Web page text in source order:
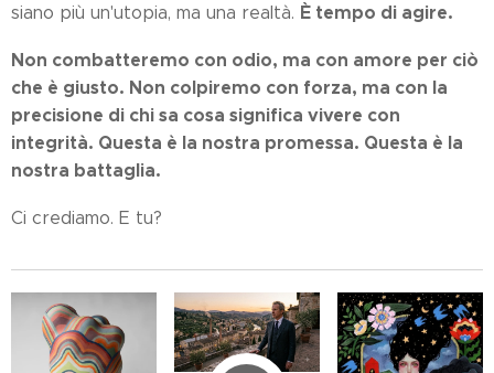
siano più un'utopia, ma una realtà. È tempo di agire.
Non combatteremo con odio, ma con amore per ciò
che è giusto. Non colpiremo con forza, ma con la
precisione di chi sa cosa significa vivere con
integrità. Questa è la nostra promessa. Questa è la
nostra battaglia.
Ci crediamo. E tu?